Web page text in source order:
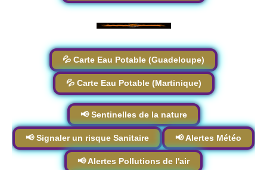
💦 Carte Eau Potable (Guadeloupe)
💦 Carte Eau Potable (Martinique)
📢 Sentinelles de la nature
📢 Signaler un risque Sanitaire 📢 Alertes Météo
📢 Alertes Pollutions de l'air